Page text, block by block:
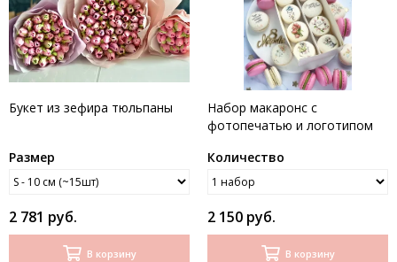
Букет из зефира тюльпаны
Размер
2 781 руб.
В корзину
Набор макаронс с
фотопечатью и логотипом
женский день / 8 шт набор
Количество
2 150 руб.
В корзину